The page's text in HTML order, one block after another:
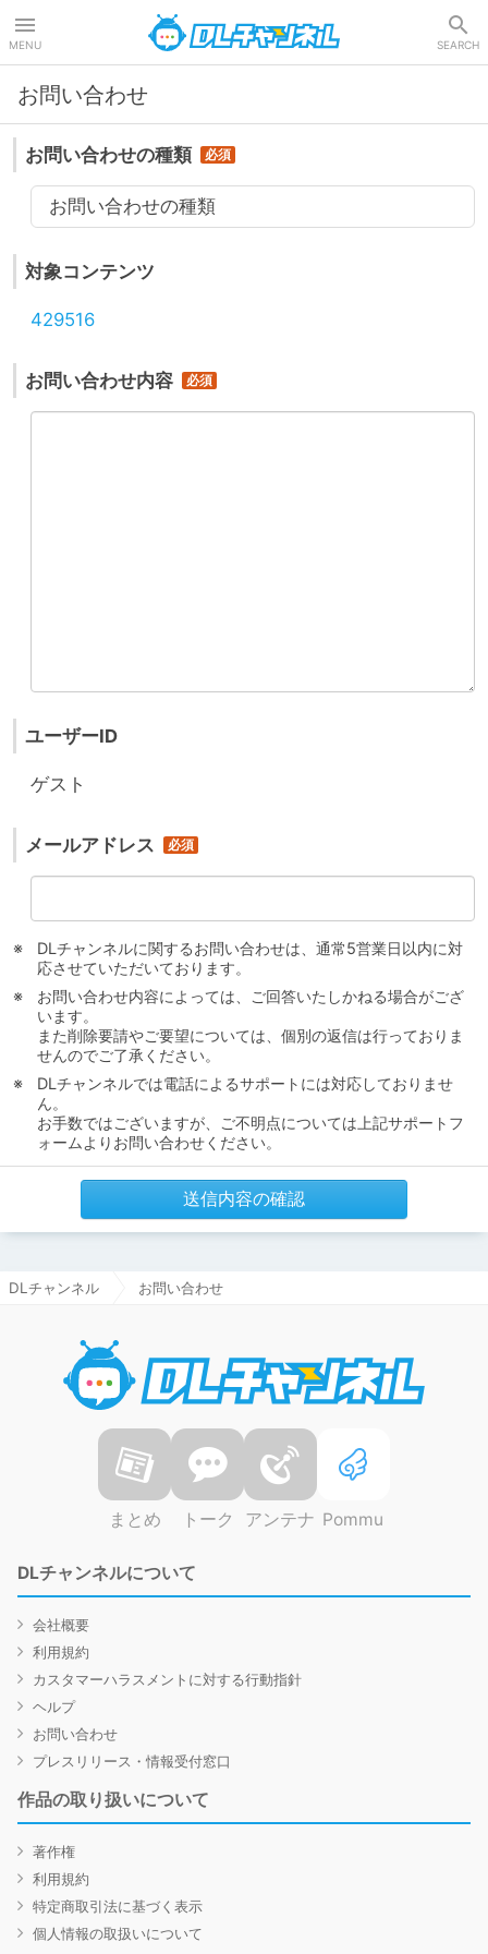
MENU SEARCH
お問い合わせ
お問い合わせの種類
お問い合わせの種類
対象コンテンツ
429516
お問い合わせ内容
ユーザーID
ゲスト
メールアドレス
DLチャンネルに関するお問い合わせは、通常5営業日以内に対
応させていただいております。
お問い合わせ内容によっては、ご回答いたしかねる場合がござ
います。
また削除要請やご要望については、個別の返信は行っておりま
せんのでご了承ください。
DLチャンネルでは電話によるサポートには対応しておりませ
ん。
お手数ではございますが、ご不明点については上記サポートフ
ォームよりお問い合わせください。
送信内容の確認
DLチャンネル お問い合わせ
まとめ トーク アンテナ Pommu
DLチャンネルについて
会社概要
利用規約
カスタマーハラスメントに対する行動指針
ヘルプ
お問い合わせ
プレスリリース・情報受付窓口
作品の取り扱いについて
著作権
利用規約
特定商取引法に基づく表示
個人情報の取扱いについて